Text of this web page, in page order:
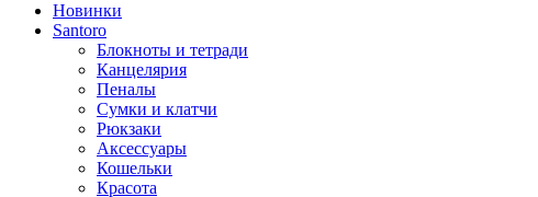
Новинки
Santoro
Блокноты и тетради
Канцелярия
Пеналы
Сумки и клатчи
Рюкзаки
Аксессуары
Кошельки
Красота